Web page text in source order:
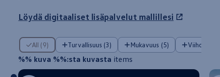
Löydä digitaaliset lisäpalvelut mallillesi
All (9) Turvallisuus (3) Mukavuus (5) Viihde (1)
%% kuva %%:sta kuvasta items
%% kuva %%:sta kuvasta items